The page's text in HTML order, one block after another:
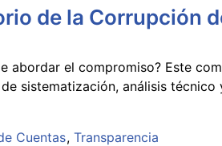
de la Corrupción
abordar el compromiso? Este
sistematización, análisis técnico
Cuentas Transparencia